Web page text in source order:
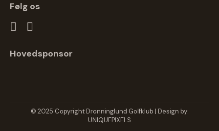
Følg os
Hovedsponsor
© 2025 Copyright Dronninglund Golfklub | Design by:
UNIQUEPIXELS